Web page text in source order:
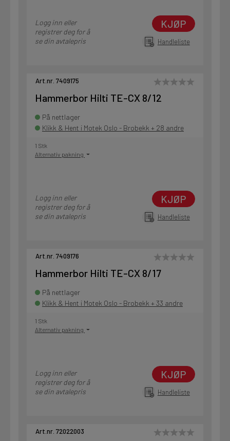
Logg inn eller
registrer deg for å
se din avtalepris
KJØP
Handleliste
Art.nr. 7409175
Hammerbor Hilti TE-CX 8/12
På nettlager
Klikk & Hent i Motek Oslo - Brobekk + 28 andre
1 Stk
Alternativ pakning
Logg inn eller
registrer deg for å
se din avtalepris
KJØP
Handleliste
Art.nr. 7409176
Hammerbor Hilti TE-CX 8/17
På nettlager
Klikk & Hent i Motek Oslo - Brobekk + 33 andre
1 Stk
Alternativ pakning
Logg inn eller
registrer deg for å
se din avtalepris
KJØP
Handleliste
Art.nr. 72022003